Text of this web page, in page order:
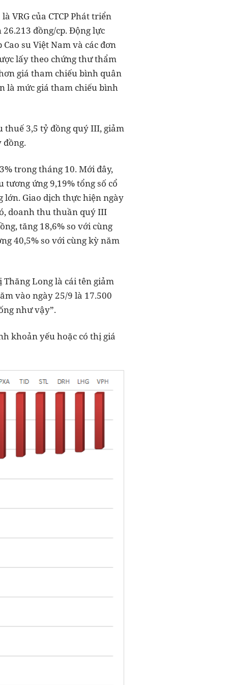
VRG của CTCP Phát triển
đồng/cp. Động lực
su Việt Nam và các đơn
lấy theo chứng thư thẩm
giá tham chiếu bình quân
là mức giá tham chiếu bình
thuế 3,5 tỷ đồng quý III, giảm
đồng.
trong tháng 10. Mới đây,
tương ứng 9,19% tổng số cổ
lớn. Giao dịch thực hiện ngày
doanh thu thuần quý III
tăng 18,6% so với cùng
40,5% so với cùng kỳ năm
Thăng Long là cái tên giảm
vào ngày 25/9 là 17.500
như vậy”.
khoản yếu hoặc có thị giá